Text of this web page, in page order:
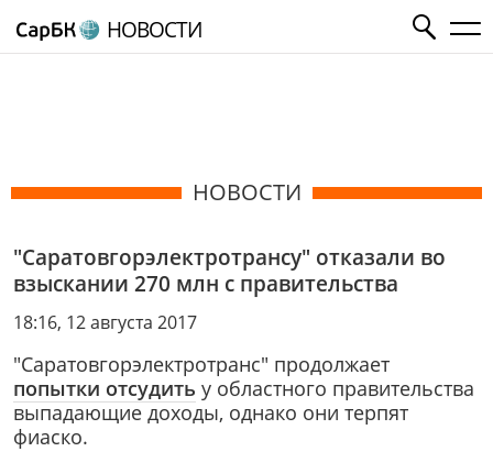
НОВОСТИ
НОВОСТИ
"Саратовгорэлектротрансу" отказали во
взыскании 270 млн с правительства
18:16, 12 августа 2017
"Саратовгорэлектротранс" продолжает
попытки отсудить у областного правительства
выпадающие доходы, однако они терпят
фиаско.